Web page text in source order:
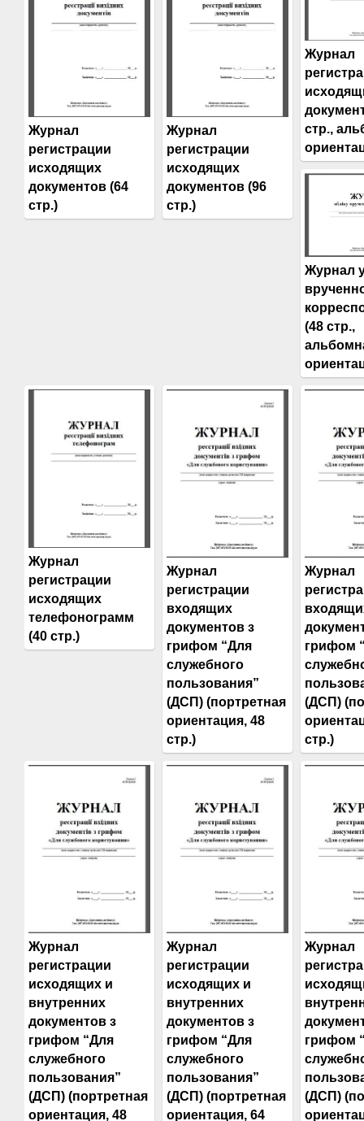
Журнал
регистрации
исходящих
документов (64
стр.)
Журнал
регистрации
исходящих
документов (96
стр.)
Журнал
стр.,
Журнал
(48 стр.,
Журнал
регистрации
исходящих
телефонограмм
(40 стр.)
Журнал
регистрации
входящих
документов з
грифом “Для
служебного
пользования”
(ДСП) (портретная
ориентация, 48
стр.)
Журнал
грифом
(ДСП)
стр.)
Журнал
регистрации
исходящих и
внутренних
документов з
грифом “Для
служебного
пользования”
(ДСП) (портретная
ориентация, 48
Журнал
регистрации
исходящих и
внутренних
документов з
грифом “Для
служебного
пользования”
(ДСП) (портретная
ориентация, 64
Журнал
грифом
(ДСП)